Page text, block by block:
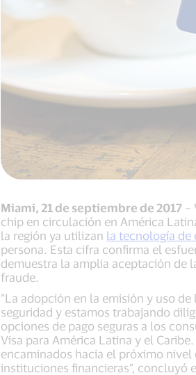
Miami, 21 de septiembre de 2017 –
chip en circulación en América
la región ya utilizan la tecnología de
persona. Esta cifra confirma el
demuestra la amplia aceptación de
fraude.
“La adopción en la emisión y uso
seguridad y estamos trabajando
opciones de pago seguras a los
Visa para América Latina y el
encaminados hacia el próximo
instituciones financieras”, concluyó